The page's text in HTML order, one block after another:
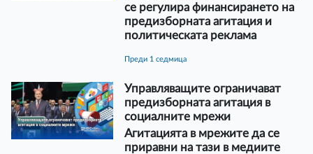
се регулира финансирането на
предизборната агитация и
политическата реклама
преди 1 седмица
Управляващите ограничават
предизборната агитация в
социалните мрежи
Агитацията в мрежите да се
приравни на тази в медиите